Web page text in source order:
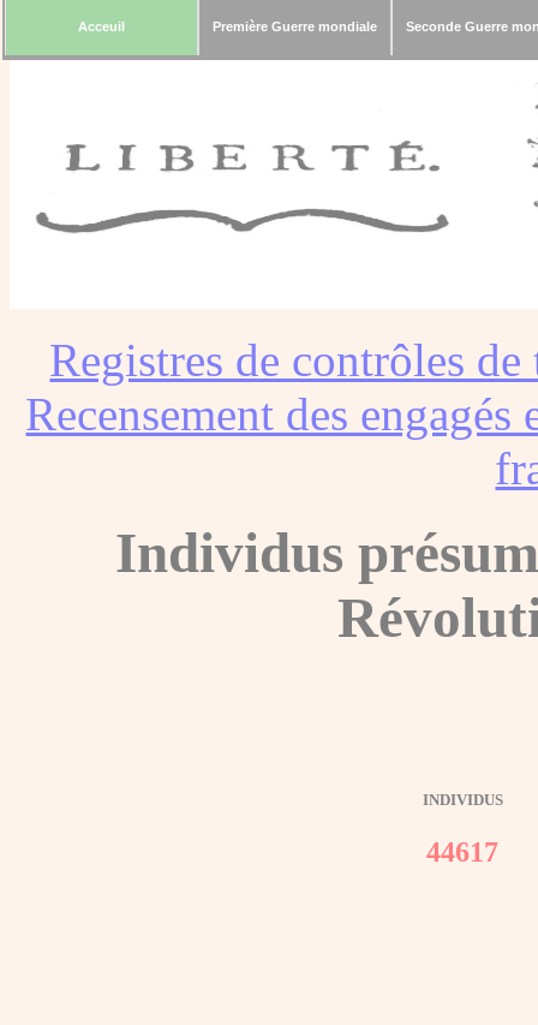
Acceuil Première Guerre mondiale Seconde Guerre
Registres de contrôles
Recensement des
Individus
INDIVIDUS
44617